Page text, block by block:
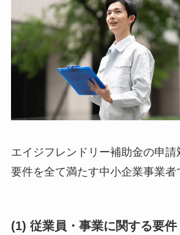
エイジフレンドリー補助金の申
要件を全て満たす中小企業事業者
(1) 従業員・事業に関する要件